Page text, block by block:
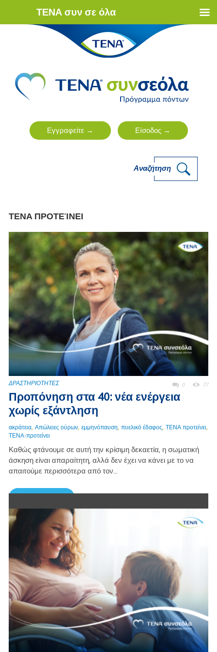
Αναζήτηση
ΤΕΝΑ ΠΡΟΤΕΊΝΕΙ
ΔΡΑΣΤΗΡΙΟΤΗΤΕΣ 0 77
Προπόνηση στα 40: νέα ενέργεια
χωρίς εξάντληση
ακράτεια, Απώλειες ούρων, εμμηνόπαυση, πυελικό έδαφος, ΤΕΝΑ προτείνει,
ΤΕΝΑ-προτείνει
Καθώς φτάνουμε σε αυτή την κρίσιμη δεκαετία, η σωματική
άσκηση είναι απαραίτητη, αλλά δεν έχει να κάνει με το να
απαιτούμε περισσότερα από τον...
ΤΕΝΑ συν σε όλα